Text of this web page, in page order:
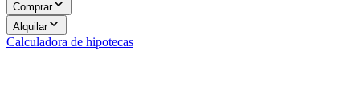
Comprar
Alquilar
Calculadora de hipotecas